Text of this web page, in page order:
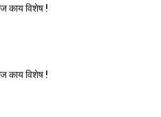
काय विशेष !
काय विशेष !